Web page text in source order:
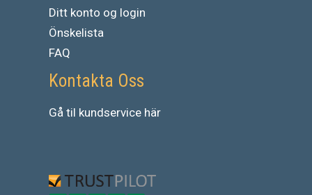
Ditt konto og login
Önskelista
FAQ
Kontakta Oss
Gå til kundservice här